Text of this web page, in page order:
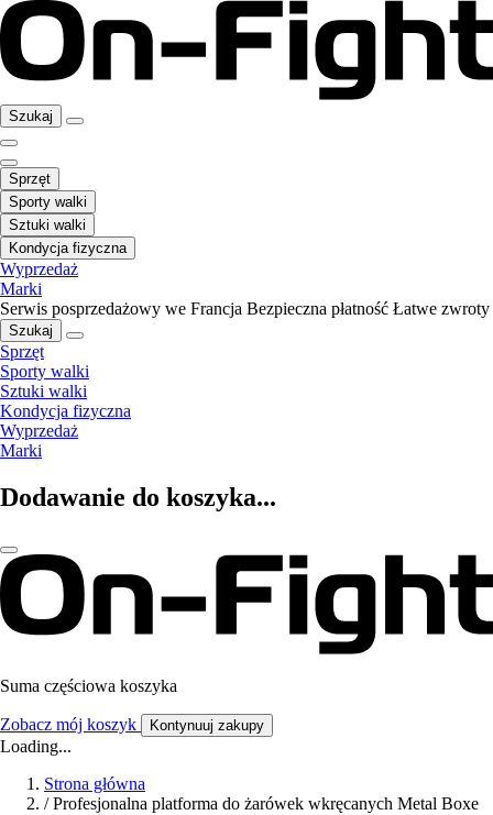
Szukaj
Sprzęt
Sporty walki
Sztuki walki
Kondycja fizyczna
Wyprzedaż
Marki
Serwis posprzedażowy we Francja Bezpieczna płatność Łatwe zwroty
Szukaj
Sprzęt
Sporty walki
Sztuki walki
Kondycja fizyczna
Wyprzedaż
Marki
Dodawanie do koszyka...
Suma częściowa koszyka
Zobacz mój koszyk Kontynuuj zakupy
Loading...
Strona główna
/ Profesjonalna platforma do żarówek wkręcanych Metal Boxe